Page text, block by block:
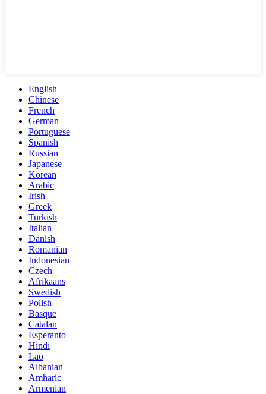
English
Chinese
French
German
Portuguese
Spanish
Russian
Japanese
Korean
Arabic
Irish
Greek
Turkish
Italian
Danish
Romanian
Indonesian
Czech
Afrikaans
Swedish
Polish
Basque
Catalan
Esperanto
Hindi
Lao
Albanian
Amharic
Armenian